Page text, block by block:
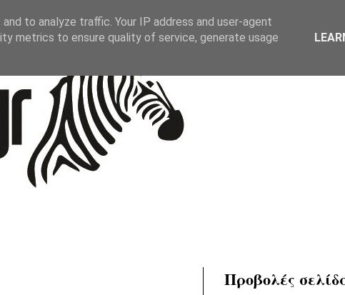
Προβολές
to analyze traffic. Your IP address and user-agent
metrics to ensure quality of service, generate usage